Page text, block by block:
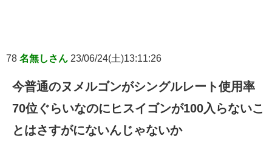
78 名無しさん 23/06/24(土)13:11:26
今普通のヌメルゴンがシングルレート使用率
70位ぐらいなのにヒスイゴンが100入らないこ
とはさすがにないんじゃないか